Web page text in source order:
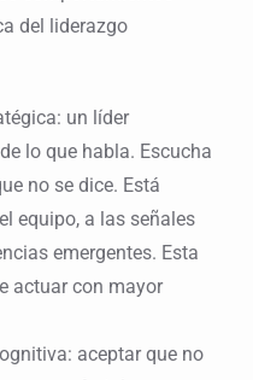
del liderazgo
un líder
lo que habla. Escucha
no se dice. Está
equipo, a las señales
emergentes. Esta
actuar con mayor
aceptar que no